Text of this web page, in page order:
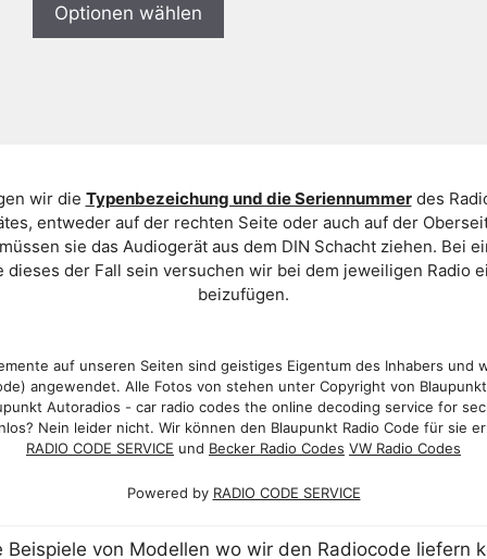
Optionen wählen
wir die Typenbezeichung und die Seriennummerdes
entweder auf der rechten Seite oder auch auf der
sie das Audiogerät aus dem DIN Schacht ziehen. Bei
der Fall sein versuchen wir bei dem jeweiligen Radio
beizufügen.
auf unseren Seiten sind geistiges Eigentum des Inhabers und
angewendet. Alle Fotos von stehen unter Copyright von
Autoradios - car radio codes the online decoding service for
Nein leider nicht. Wir können den Blaupunkt Radio Code für sie
RADIO CODE SERVICE und Becker Radio Codes VW Radio Codes
Powered by RADIO CODE SERVICE